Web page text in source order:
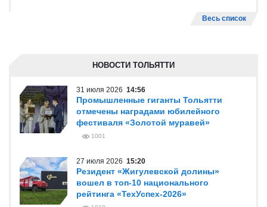
Весь список
НОВОСТИ ТОЛЬЯТТИ
31 июля 2026 14:56
Промышленные гиганты Тольятти
отмечены наградами юбилейного
фестиваля «Золотой муравей»
1001
27 июля 2026 15:20
Резидент «Жигулевской долины»
вошел в топ-10 национального
рейтинга «ТехУспех-2026»